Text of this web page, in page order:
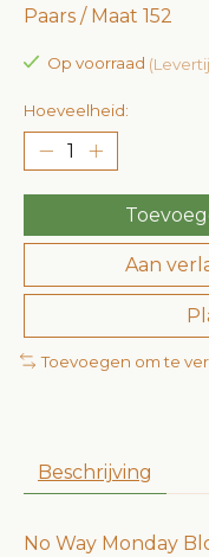
Paars / Maat 152
Op voorraad
Hoeveelheid:
Aan
Toevoegen om te
Beschrijving
No Way Monday